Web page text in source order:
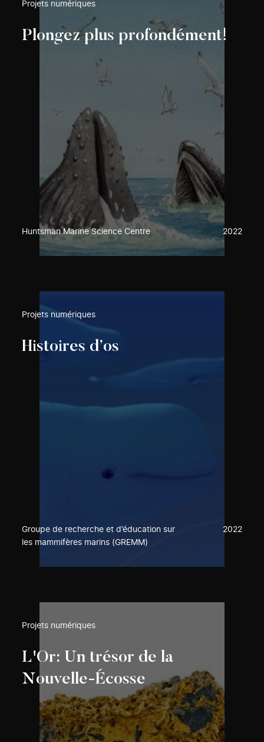
Projets numériques
Plongez plus profondément!
Huntsman Marine Science Centre 2022
Projets numériques
Histoires d’os
Groupe de recherche et d’éducation sur
les mammifères marins (GREMM)
2022
Projets numériques
L'Or: Un trésor de la
Nouvelle-Écosse